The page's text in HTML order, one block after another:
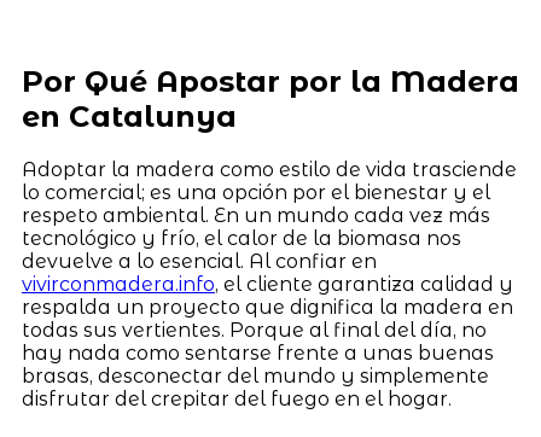
Por Qué Apostar por la Madera
en Catalunya
Adoptar la madera como estilo de vida trasciende
lo comercial; es una opción por el bienestar y el
respeto ambiental. En un mundo cada vez más
tecnológico y frío, el calor de la biomasa nos
devuelve a lo esencial. Al confiar en
vivirconmadera.info, el cliente garantiza calidad y
respalda un proyecto que dignifica la madera en
todas sus vertientes. Porque al final del día, no
hay nada como sentarse frente a unas buenas
brasas, desconectar del mundo y simplemente
disfrutar del crepitar del fuego en el hogar.